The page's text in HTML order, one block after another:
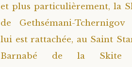
et plus particulièrement, la
de Gethsémani-Tchernigov
lui est rattachée, au Saint
Barnabé de la Skite